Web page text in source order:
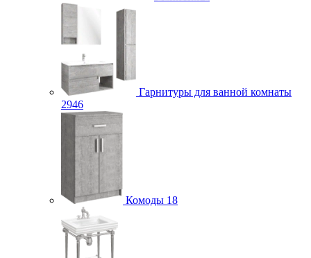
Гарнитуры для ванной комнаты
2946
Комоды 18